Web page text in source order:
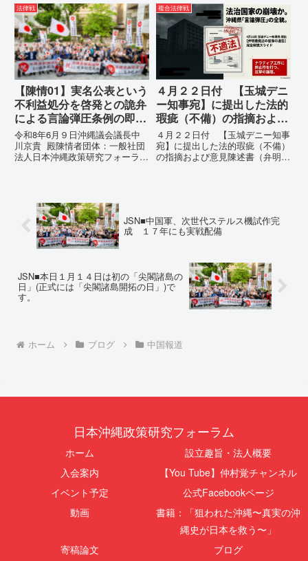
強行しようとしている「仲村覚の
実名公表」。行政側はこの行為
を、特定の個人を社会的制裁に追
い込むための「仕上げ」だと考え
て...
いる。」現代の戦争は、ミサイル
が飛来する以前に始まっていま
す。国連という国際的な舞台で、
巧妙な「言説（ナラティブ）」が
法律戦
【陳情01】実名公表という
不利益処分を啓発との詭弁
による言論弾圧条例の即時
運用停止を求める陳情
令和8年6月９日沖縄議会議長中
川京貴 殿陳情者団体：一般社団
法人日本沖縄政策研究フォーラム
を啓発との詭弁による言論弾圧条
例の即時運用停止を求める陳情
1...
複合法律戦
４月２２日付 【玉城デニ
ー知事宛】に提出した法的
瑕疵（不備）の指摘および
意見陳述書（弁明書）提出
の留保の通告
４月２２日付 【玉城デニー知事
宛】に提出した法的瑕疵（不備）
の指摘および意見陳述書（弁明
す...
JSN■中国軍、次世代ステルス機試作完
成 １７年にも実戦配備
JSN■本日１月１４日は初の「尖閣諸島の
日」(正式には「尖閣諸島開拓の日」)で
す。
ホーム ブログ 中国報道
日本沖縄政策研究フォーラム
ホーム
設立趣旨・法人概要
入会案内
【You Tube】仲村覚チャンネル
イベント予定
公式Facebookページ
動画
書籍：「狙われた沖縄〜真実の沖
縄史が日本を救う〜」
寄稿論文
ブログ